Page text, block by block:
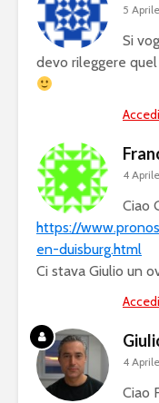
5
Si
devo rileggere
4
Ciao
https://
en-duisburg.html
Ci stava Giulio un
4
Ciao